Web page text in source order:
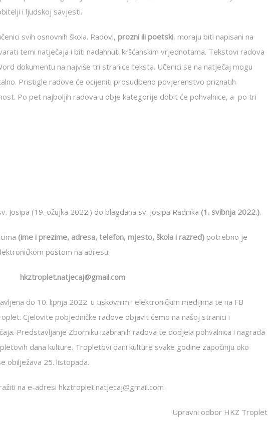
i ljudskoj savjesti.
svih osnovnih škola. Radovi, prozni ili poetski, moraju biti napisani na
temi natječaja i biti nadahnuti kršćanskim vrjednotama. Tekstovi radova
dokumentu na najviše tri stranice teksta. Učenici se na natječaj mogu
Pristigle radove će ocijeniti prosudbeno povjerenstvo priznatih
Po pet najboljih radova u obje kategorije dobit će pohvalnice, a po tri
(19. ožujka 2022.) do blagdana sv. Josipa Radnika (1. svibnja 2022.).
(ime i prezime, adresa, telefon, mjesto, škola i razred) potrebno je
poštom na adresu:
hkztroplet.natjecaj@gmail.com
do 10. lipnja 2022. u tiskovnim i elektroničkim medijima te na FB
Cjelovite pobjedničke radove objavit ćemo na našoj stranici i
Predstavljanje Zborniku izabranih radova te dodjela pohvalnica i nagrada
dana kulture. Tropletovi dani kulture svake godine započinju oko
obilježava 25. listopada.
na e-adresi hkztroplet.natjecaj@gmail.com
Upravni odbor HKZ Troplet